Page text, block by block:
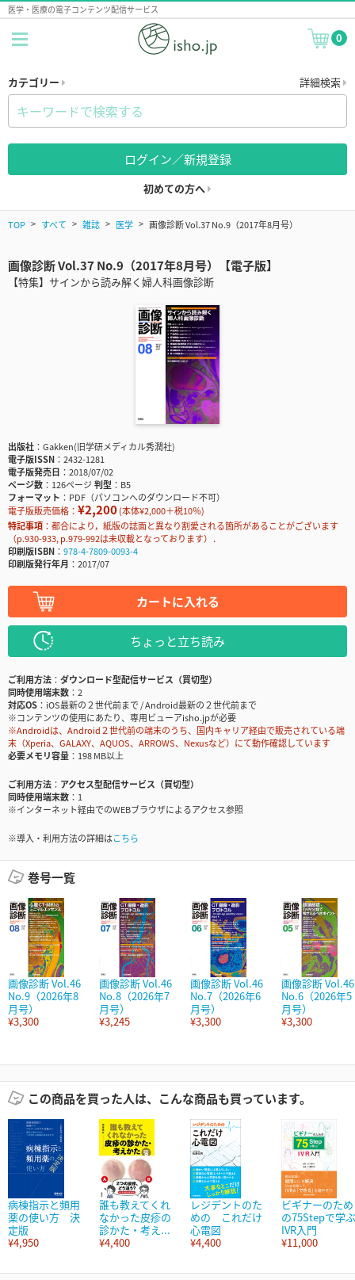
医学・医療の電子コンテンツ配信サービス
0
カテゴリー 詳細検索
ログイン／新規登録
初めての方へ
TOP すべて 雑誌 医学 画像診断 Vol.37 No.9（2017年8月号）
画像診断 Vol.37 No.9（2017年8月号）【電子版】
【特集】サインから読み解く婦人科画像診断
出版社
Gakken(旧学研メディカル秀潤社)
電子版ISSN
2432-1281
電子版発売日
2018/07/02
ページ数
126ページ判型
B5
フォーマット
PDF（パソコンへのダウンロード不可）
電子版販売価格： ¥2,200(本体¥2,000＋税10％)
特記事項
都合により，紙版の誌面と異なり割愛される箇所があることがございます
（p.930-933, p.979-992は未収載となっております）．
印刷版ISBN
978-4-7809-0093-4
印刷版発行年月
2017/07
カートに入れる
ちょっと立ち読み
ご利用方法
ダウンロード型配信サービス（買切型）
同時使用端末数
2
対応OS
iOS最新の２世代前まで / Android最新の２世代前まで
※コンテンツの使用にあたり、専用ビューアisho.jpが必要
※Androidは、Android２世代前の端末のうち、国内キャリア経由で販売されている端
末（Xperia、GALAXY、AQUOS、ARROWS、Nexusなど）にて動作確認しています
必要メモリ容量
198 MB以上
ご利用方法
アクセス型配信サービス（買切型）
同時使用端末数
1
※インターネット経由でのWEBブラウザによるアクセス参照
※導入・利用方法の詳細はこちら
巻号一覧
画像診断 Vol.46
No.9（2026年8
月号）
¥3,300
画像診断 Vol.46
No.8（2026年7
月号）
¥3,245
画像診断 Vol.46
No.7（2026年6
月号）
¥3,300
画像診断 Vol.46
No.6（2026年5
月号）
¥3,300
この商品を買った人は、こんな商品も買っています。
病棟指示と頻用
薬の使い方 決
定版
¥4,950
誰も教えてくれ
なかった皮疹の
診かた・考え...
¥4,400
レジデントのた
めの これだけ
心電図
¥4,400
ビギナーのため
の75Stepで学ぶ
IVR入門
¥11,000